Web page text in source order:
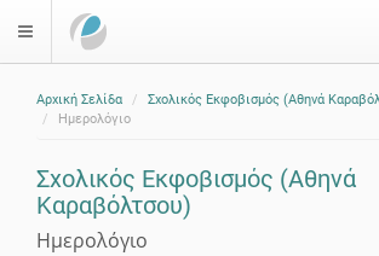
$langMenu
Αρχική Σελίδα
Σχολικός Εκφοβισμός (Αθηνά
Ημερολόγιο
Σχολικός Εκφοβισμός (Αθηνά
Καραβόλτσου)
Ημερολόγιο